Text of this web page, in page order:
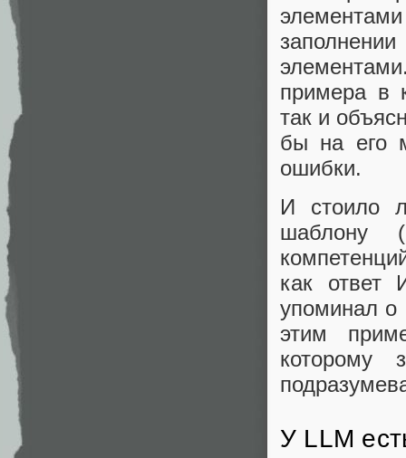
примера в
так и
бы на его
ошибки.
И стоило
шаблону
как ответ
упоминал о
этим
которому
У LLM